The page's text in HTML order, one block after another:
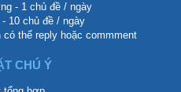
- 1 chủ đề / ngày
10 chủ đề / ngày
thể reply hoặc commment
CHÚ Ý